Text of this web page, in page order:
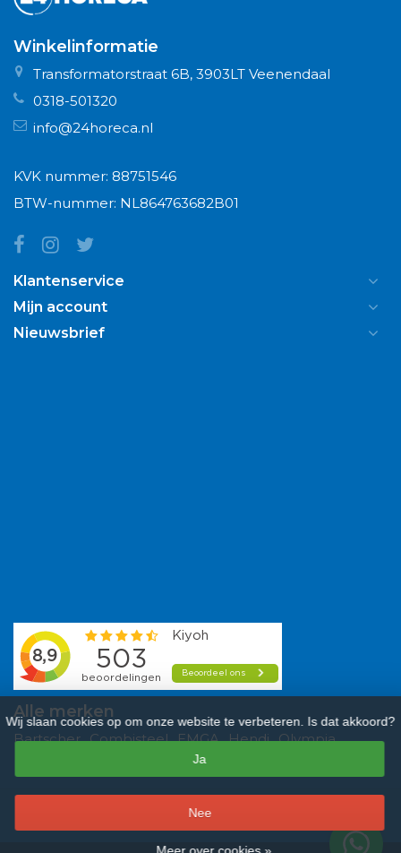
Winkelinformatie
Transformatorstraat 6B, 3903LT Veenendaal
0318-501320
info@24horeca.nl
KVK nummer: 88751546
BTW-nummer: NL864763682B01
Klantenservice
Mijn account
Nieuwsbrief
Alle merken
Bartscher Combisteel EMGA Hendi Olympia
Vogue
beoordelingen.
Wij slaan cookies op om onze website te verbeteren. Is dat akkoord?
Ja
Nee